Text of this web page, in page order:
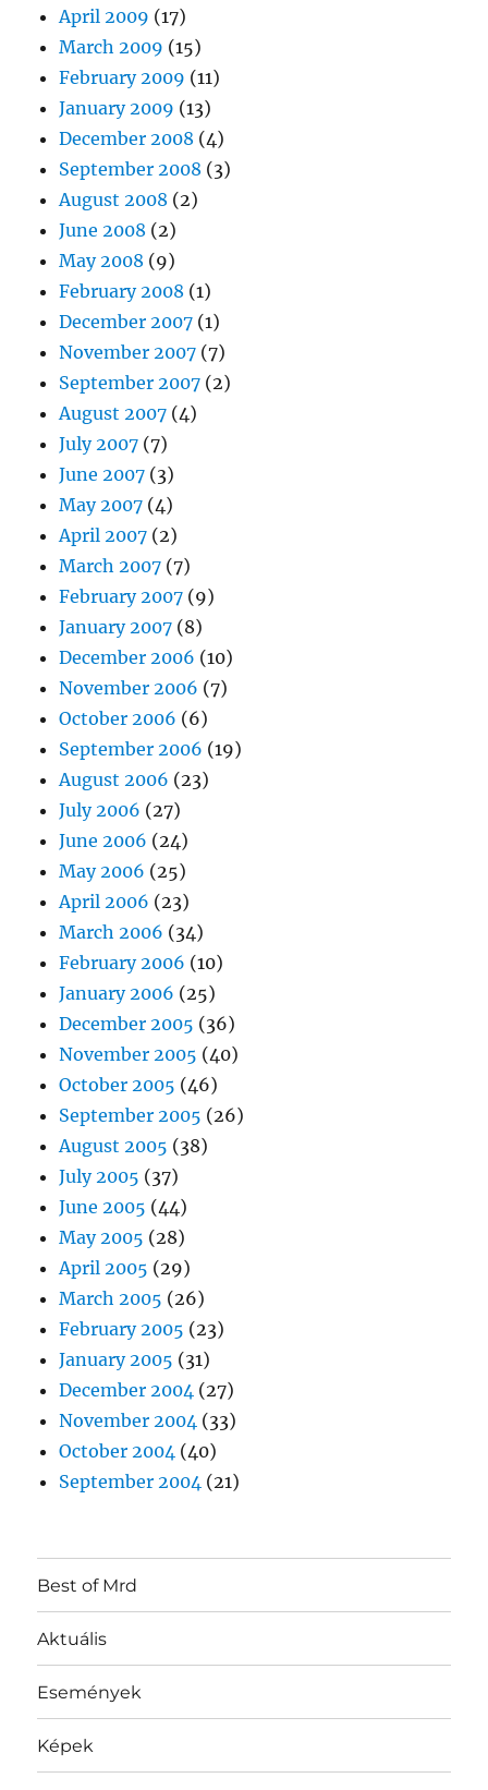
April 2009 (17)
March 2009 (15)
February 2009 (11)
January 2009 (13)
December 2008 (4)
September 2008 (3)
August 2008 (2)
June 2008 (2)
May 2008 (9)
February 2008 (1)
December 2007 (1)
November 2007 (7)
September 2007 (2)
August 2007 (4)
July 2007 (7)
June 2007 (3)
May 2007 (4)
April 2007 (2)
March 2007 (7)
February 2007 (9)
January 2007 (8)
December 2006 (10)
November 2006 (7)
October 2006 (6)
September 2006 (19)
August 2006 (23)
July 2006 (27)
June 2006 (24)
May 2006 (25)
April 2006 (23)
March 2006 (34)
February 2006 (10)
January 2006 (25)
December 2005 (36)
November 2005 (40)
October 2005 (46)
September 2005 (26)
August 2005 (38)
July 2005 (37)
June 2005 (44)
May 2005 (28)
April 2005 (29)
March 2005 (26)
February 2005 (23)
January 2005 (31)
December 2004 (27)
November 2004 (33)
October 2004 (40)
September 2004 (21)
Best of Mrd
Aktuális
Események
Képek